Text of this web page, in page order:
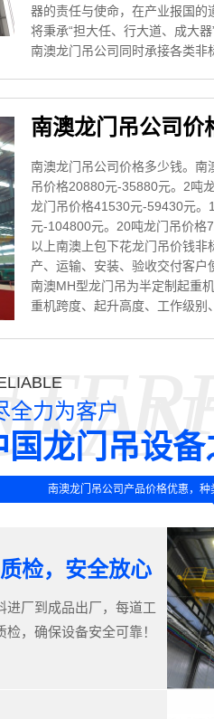
器的责任与使命，在产业报国的
将秉承“担大任、行大道、成大器
南澳龙门吊公司同时承接各类非
南澳龙门吊公司价
南澳龙门吊公司价格多少钱。南
吊价格20880元-35880元。2吨
龙门吊价格41530元-59430元
元-104800元。20吨龙门吊价格
以上南澳上包下花龙门吊价钱
产、运输、安装、验收交付客户
南澳MH型龙门吊为半定制起重
重机跨度、起升高度、工作级别
全力为客户
国龙门吊设
南澳龙门吊公司产品价格优惠，种
检，安全放心
进厂到成品出厂，每道工
检，确保设备安全可靠！